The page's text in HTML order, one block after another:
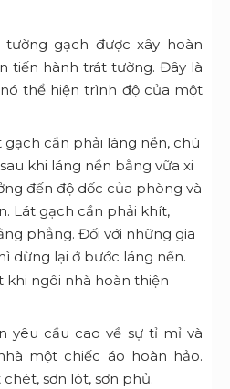
tường gạch được xây hoàn
tiến hành trát tường. Đây là
thể hiện trình độ của một
gạch cần phải láng nền, chú
khi láng nền bằng vữa xi
đến độ dốc của phòng và
Lát gạch cần phải khít,
phẳng. Đối với những gia
dừng lại ở bước láng nền.
khi ngôi nhà hoàn thiện
yêu cầu cao về sự tỉ mỉ và
một chiếc áo hoàn hảo.
sơn lót, sơn phủ.